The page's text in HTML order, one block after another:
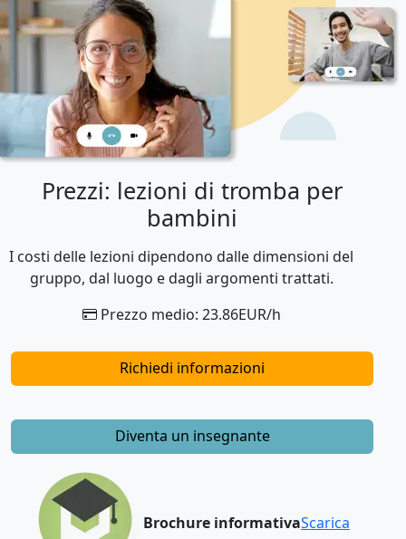
Prezzi: lezioni di tromba per
bambini
I costi delle lezioni dipendono dalle dimensioni del
gruppo, dal luogo e dagli argomenti trattati.
Prezzo medio: 23.86EUR/h
Richiedi informazioni
Diventa un insegnante
Brochure informativaScarica